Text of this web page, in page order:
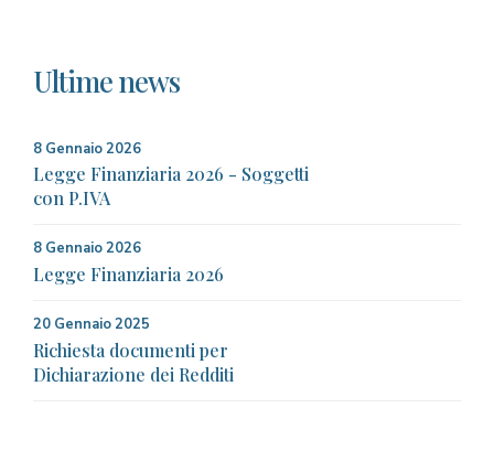
Ultime news
8 Gennaio 2026
Legge Finanziaria 2026 - Soggetti
con P.IVA
8 Gennaio 2026
Legge Finanziaria 2026
20 Gennaio 2025
Richiesta documenti per
Dichiarazione dei Redditi